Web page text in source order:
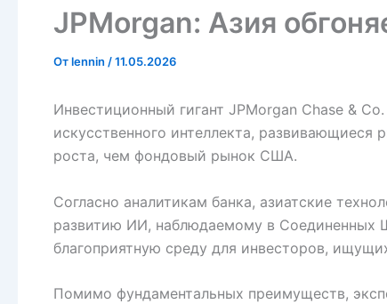
JPMorgan: Азия
Отlennin /11.05.2026
Инвестиционный гигант JPMorgan Chase &
искусственного интеллекта, развивающиеся
роста, чем фондовый рынок США.
Согласно аналитикам банка, азиатские
развитию ИИ, наблюдаемому в Соединенных
благоприятную среду для инвесторов,
Помимо фундаментальных преимуществ,